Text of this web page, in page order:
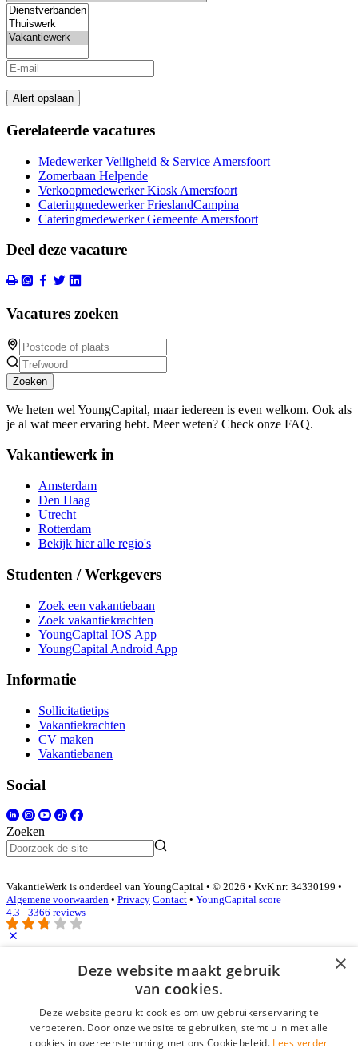
Alert opslaan
Gerelateerde vacatures
Medewerker Veiligheid & Service Amersfoort
Zomerbaan Helpende
Verkoopmedewerker Kiosk Amersfoort
Cateringmedewerker FrieslandCampina
Cateringmedewerker Gemeente Amersfoort
Deel deze vacature
Vacatures zoeken
Zoeken
We heten wel YoungCapital, maar iedereen is even welkom. Ook als
je al wat meer ervaring hebt. Meer weten? Check onze FAQ.
Vakantiewerk in
Amsterdam
Den Haag
Utrecht
Rotterdam
Bekijk hier alle regio's
Studenten / Werkgevers
Zoek een vakantiebaan
Zoek vakantiekrachten
YoungCapital IOS App
YoungCapital Android App
Informatie
Sollicitatietips
Vakantiekrachten
CV maken
Vakantiebanen
Social
Zoeken
VakantieWerk is onderdeel van YoungCapital • © 2026 • KvK nr: 34330199 •
Algemene voorwaarden • Privacy Contact • YoungCapital score
4.3 - 3366 reviews
Inloggen als bedrijf
Wachtwoord
×
Deze website maakt gebruik
van cookies.
Deze website gebruikt cookies om uw gebruikerservaring te
verbeteren. Door onze website te gebruiken, stemt u in met alle
cookies in overeenstemming met ons Cookiebeleid. Lees verder